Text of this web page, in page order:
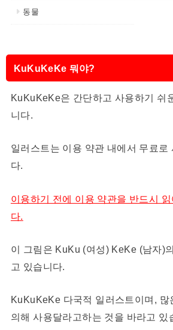
동물
KuKuKeKe 뭐야?
KuKuKeKe은 간단하고 사용하기 쉬
니다.
일러스트는 이용 약관 내에서 무료로
다.
이용하기 전에 이용 약관을 반드시
다.
이 그림은 KuKu (여성) KeKe (남자)
고 있습니다.
KuKuKeKe 다국적 일러스트이며, 많
의해 사용달라고하는 것을 바라고 있